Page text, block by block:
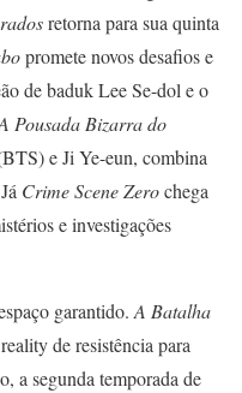
retorna para sua quinta
promete novos desafios e
de baduk Lee Se-dol e o
Pousada Bizarra do
e Ji Ye-eun, combina
Crime Scene Zerochega
e investigações
garantido.A Batalha
de resistência para
a segunda temporada de